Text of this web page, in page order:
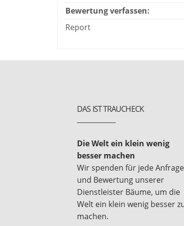
Bewertung verfassen:
Report
DAS IST TRAUCHECK
Die Welt ein klein wenig
besser machen
Wir spenden für jede Anfrage
und Bewertung unserer
Dienstleister Bäume, um die
Welt ein klein wenig besser
machen.